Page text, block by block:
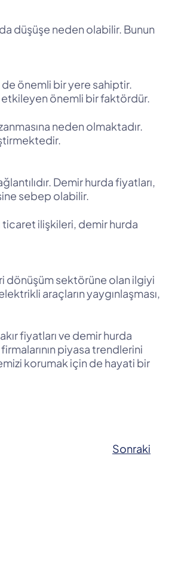
düşüşe neden olabilir. Bunun
önemli bir yere sahiptir.
etkileyen önemli bir faktördür.
neden olmaktadır.
Demir hurda fiyatları,
sebep olabilir.
ticaret ilişkileri, demir hurda
dönüşüm sektörüne olan ilgiyi
araçların yaygınlaşması,
fiyatları ve demir hurda
piyasa trendlerini
korumak için de hayati bir
Sonraki